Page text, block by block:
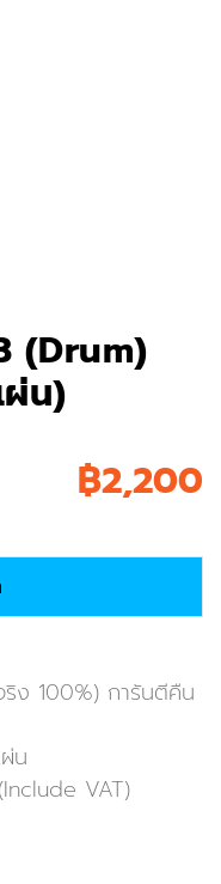
(Drum)
น)
฿2,200
ริง 100%) การันตีคืน
น
VAT)